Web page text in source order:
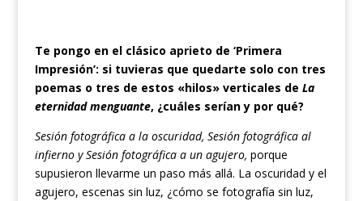
Te pongo en el clásico aprieto de ‘Primera
Impresión’: si tuvieras que quedarte solo con tres
poemas o tres de estos «hilos» verticales de La
eternidad menguante, ¿cuáles serían y por qué?
Sesión fotográfica a la oscuridad, Sesión fotográfica al
infierno y Sesión fotográfica a un agujero, porque
supusieron llevarme un paso más allá. La oscuridad y el
agujero, escenas sin luz, ¿cómo se fotografía sin luz,